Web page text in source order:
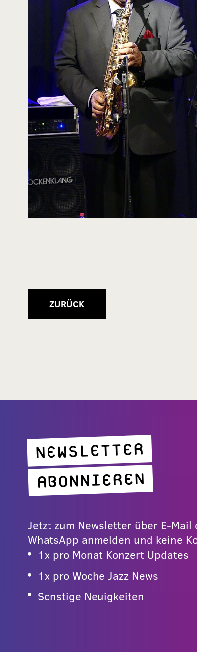
ZURÜCK
NEWSLETTER
ABONNIEREN
Jetzt zum Newsletter über E-Mail
WhatsApp anmelden und keine
1x pro Monat Konzert Updates
1x pro Woche Jazz News
Sonstige Neuigkeiten